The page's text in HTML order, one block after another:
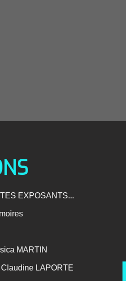
EXPOSANTS...
MARTIN
LAPORTE